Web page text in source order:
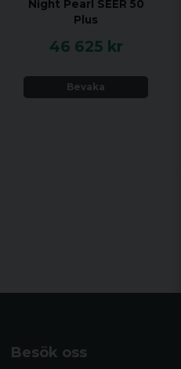
Night Pearl SEER 50
Plus
46 625 kr
Bevaka
Besök oss